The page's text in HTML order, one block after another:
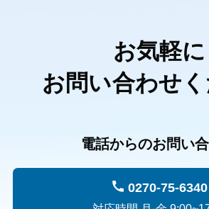
お気軽に
お問い合わせ
電話からのお問い
0270-75-6340